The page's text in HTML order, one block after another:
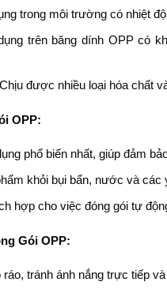
trong môi trường có nhiệt
trên băng dính OPP có
Chịu được nhiều loại hóa chất
OPP:
phổ biến nhất, giúp đảm
khỏi bụi bẩn, nước và
hợp cho việc đóng gói tự
Gói OPP:
tránh ánh nắng trực tiếp